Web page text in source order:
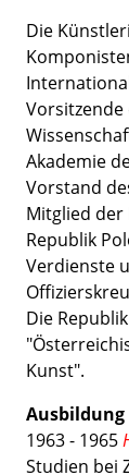
Die
Vorsitzende
Akademie
Vorstand
Mitglied der
Republik
Verdienste
Die
Kunst".
Ausbildung
1963 - 1965
Studien bei